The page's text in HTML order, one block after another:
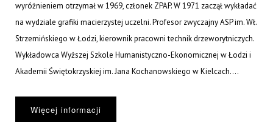
wyróżnieniem otrzymał w 1969, członek ZPAP. W 1971 zaczął wykładać
na wydziale grafiki macierzystej uczelni. Profesor zwyczajny ASP im. Wł.
Strzemińskiego w Łodzi, kierownik pracowni technik drzeworytniczych.
Wykładowca Wyższej Szkole Humanistyczno-Ekonomicznej w Łodzi i
Akademii Świętokrzyskiej im. Jana Kochanowskiego w Kielcach....
Więcej informacji